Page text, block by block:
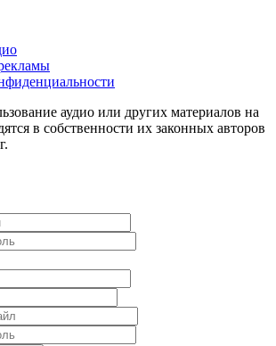
аудио или других материалов на
в собственности их законных авторов